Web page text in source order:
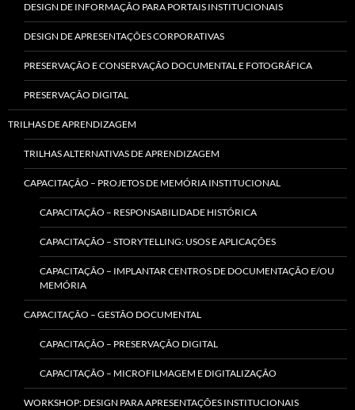
DESIGN DE INFORMAÇÃO PARA PORTAIS INSTITUCIONAIS
DESIGN DE APRESENTAÇÕES CORPORATIVAS
PRESERVAÇÃO E CONSERVAÇÃO DOCUMENTAL E FOTOGRÁFICA
PRESERVAÇÃO DIGITAL
TRILHAS DE APRENDIZAGEM
TRILHAS ALTERNATIVAS DE APRENDIZAGEM
CAPACITAÇÃO – PROJETOS DE MEMÓRIA INSTITUCIONAL
CAPACITAÇÃO – RESPONSABILIDADE HISTÓRICA
CAPACITAÇÃO – STORYTELLING: USOS E APLICAÇÕES
CAPACITAÇÃO – IMPLANTAR CENTROS DE DOCUMENTAÇÃO E/OU
MEMÓRIA
CAPACITAÇÃO – GESTÃO DOCUMENTAL
CAPACITAÇÃO – PRESERVAÇÃO DIGITAL
CAPACITAÇÃO – MICROFILMAGEM E DIGITALIZAÇÃO
WORKSHOP: DESIGN PARA APRESENTAÇÕES INSTITUCIONAIS